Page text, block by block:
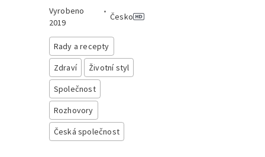
Vyrobeno
2019
•
Česko
Rady a recepty
Zdraví
Životní styl
Společnost
Rozhovory
Česká společnost